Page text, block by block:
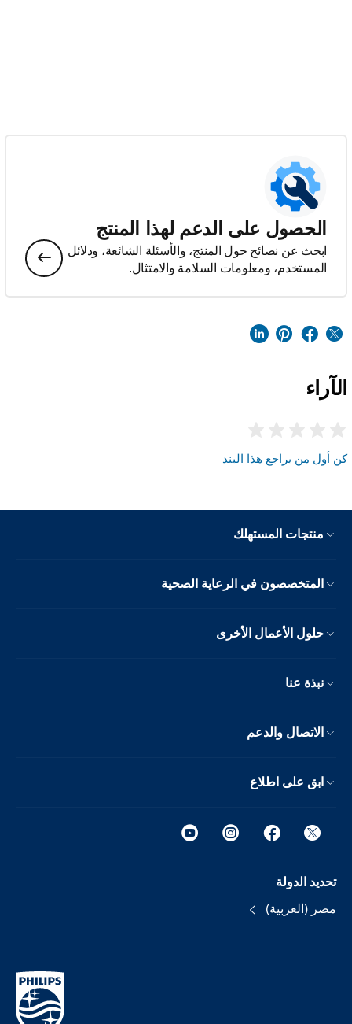
الحصول على الدعم لهذا المنتج
ابحث عن نصائح حول المنتج، والأسئلة الشائعة، ودلائل
المستخدم، ومعلومات السلامة والامتثال.
الآراء
كن أول من يراجع هذا البند
منتجات المستهلك
المتخصصون في الرعاية الصحية
حلول الأعمال الأخرى
نبذة عنا
الاتصال والدعم
ابق على اطلاع
تحديد الدولة
مصر (العربية)